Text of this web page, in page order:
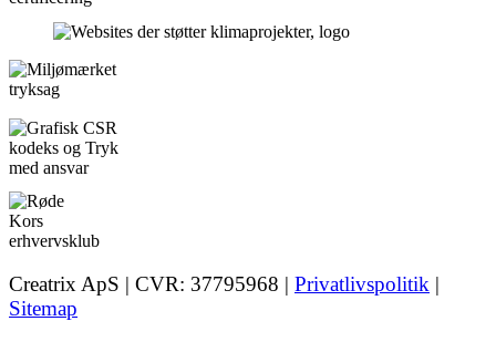
Creatrix ApS | CVR: 37795968 | Privatlivspolitik |
Sitemap